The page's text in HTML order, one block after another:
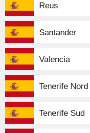
Reus
Santander
Valencia
Tenerife Nord
Tenerife Sud